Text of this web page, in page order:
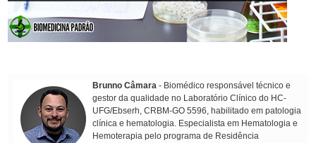
Brunno Câmara - Biomédico responsável técnico e
gestor da qualidade no Laboratório Clínico do HC-
UFG/Ebserh, CRBM-GO 5596, habilitado em patologia
clínica e hematologia. Especialista em Hematologia e
Hemoterapia pelo programa de Residência